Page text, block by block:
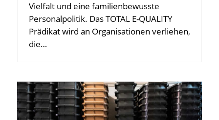
Vielfalt und eine familienbewusste
Personalpolitik. Das TOTAL E-QUALITY
Prädikat wird an Organisationen verliehen,
die…